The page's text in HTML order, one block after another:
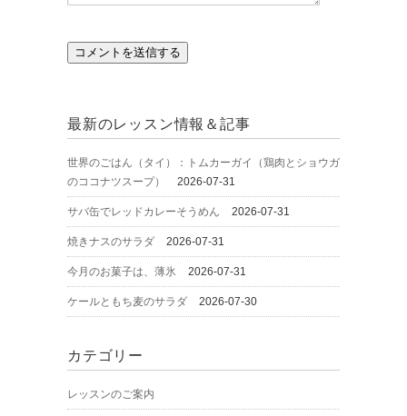
最新のレッスン情報＆記事
世界のごはん（タイ）：トムカーガイ（鶏肉とショウガ
のココナツスープ）
2026-07-31
サバ缶でレッドカレーそうめん 2026-07-31
焼きナスのサラダ 2026-07-31
今月のお菓子は、薄氷 2026-07-31
ケールともち麦のサラダ 2026-07-30
カテゴリー
レッスンのご案内